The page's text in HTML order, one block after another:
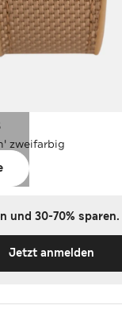
zweifarbig
und 30-70% sparen.
Jetzt anmelden